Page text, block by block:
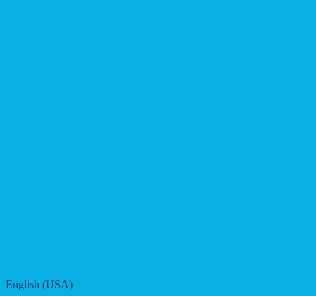
English (USA)